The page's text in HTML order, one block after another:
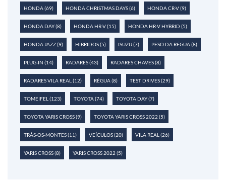
HONDA(69) HONDA CHRISTMAS DAYS(6) HONDA CR-V(9)
HONDA DAY(8) HONDA HR-V(15) HONDA HR-V HYBRID (5)
HONDA JAZZ(9) HÍBRIDOS(5) ISUZU(7) PESO DA RÉGUA(8)
PLUG-IN (14) RADARES(43) RADARES CHAVES(8)
RADARES VILA REAL (12) RÉGUA(8) TEST DRIVES(29)
TOMEIFEL (123) TOYOTA(74) TOYOTA DAY(7)
TOYOTA YARIS CROSS(9) TOYOTA YARIS CROSS 2022 (5)
TRÁS-OS-MONTES(11) VEÍCULOS(20) VILA REAL (26)
YARIS CROSS(8) YARIS CROSS 2022 (5)